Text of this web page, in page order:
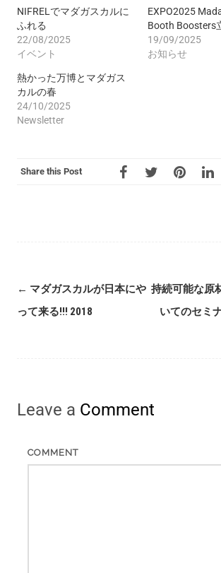
NIFRELでマダガスカルに
ふれる
22/08/2025
イベント
EXPO2025
Booth Boosters
19/09/2025
お知らせ
熱かった万博とマダガス
カルの春
24/10/2025
Newsletter
Share this Post
Post
navigation
← マダガスカルが日本にや
って来る!!! 2018
持続可能な原
いてのセミ
Leave a Comment
COMMENT